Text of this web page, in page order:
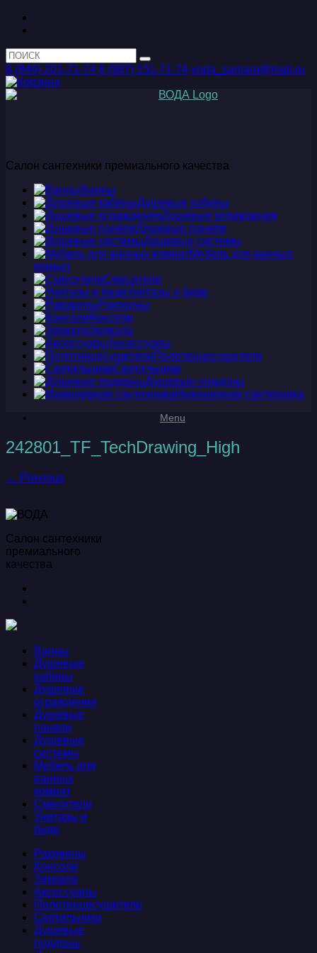
8 (846) 201-71-74 8 (987) 151-71-74 voda_samara@mail.ru
Салон сантехники премиального качества
Ванны
Душевые кабины
Душевые ограждения
Душевые панели
Душевые системы
Мебель для ванных
комнат
Смесители
Унитазы и биде
Раковины
Консоли
Зеркала
Аксессуары
Полотенцесушители
Светильники
Душевые поддоны
Инженерная сантехника
Menu
242801_TF_TechDrawing_High
← Previous
Салон сантехники
премиального
качества
Ванны
Душевые
кабины
Душевые
ограждения
Душевые
панели
Душевые
системы
Мебель для
ванных
комнат
Смесители
Унитазы и
биде
Раковины
Консоли
Зеркала
Аксессуары
Полотенцесушители
Светильники
Душевые
поддоны